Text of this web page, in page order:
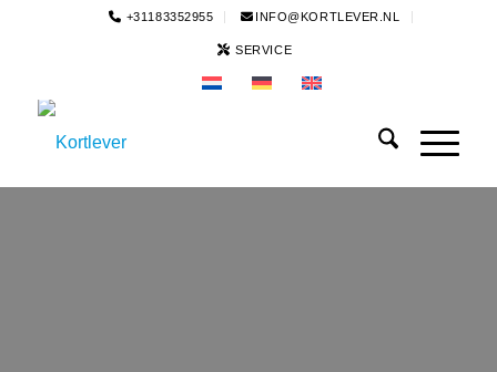
+31183352955 INFO@KORTLEVER.NL
SERVICE